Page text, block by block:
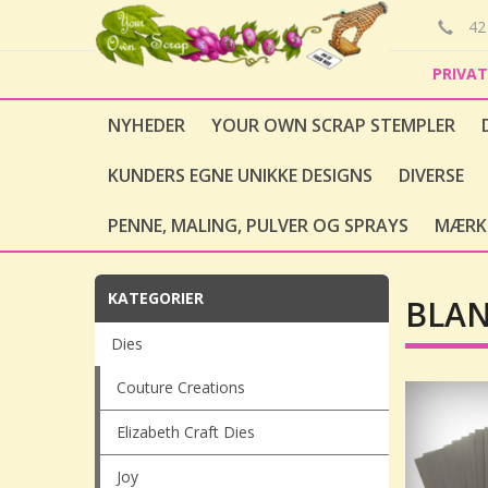
42
NYHEDER YOUR OWN SCRAP STEMPLER
KUNDERS EGNE UNIKKE DESIGNS DIVERSE
PENNE, MALING, PULVER OG SPRAYS
KATEGORIER
Dies
Couture Creations
Elizabeth Craft Dies
Joy